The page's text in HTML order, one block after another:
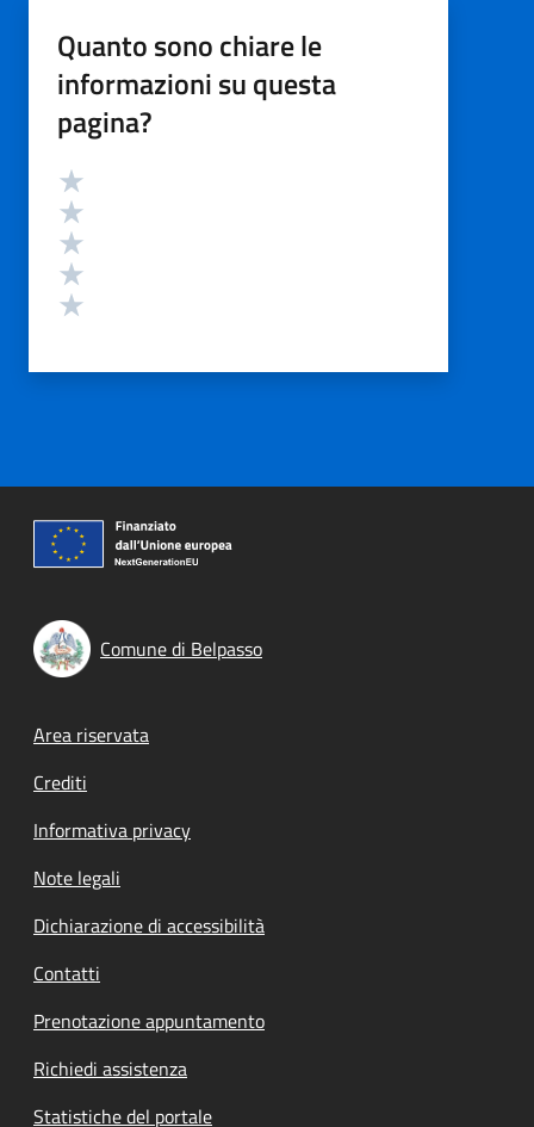
Quanto sono chiare le
informazioni su questa
pagina?
Valutazione
Comune di Belpasso
Footer menu
Area riservata
Crediti
Informativa privacy
Note legali
Dichiarazione di accessibilità
Contatti
Prenotazione appuntamento
Richiedi assistenza
Statistiche del portale